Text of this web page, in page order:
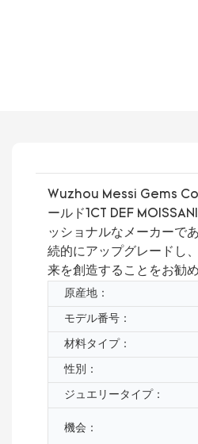
Wuzhou Messi Gems
ールド1CT DEF
ッショナルなメーカーで
続的にアップグレードし
来を創造することをお勧め
原産地：
モデル番号：
材料タイプ：
性別：
ジュエリータイプ：
機会：